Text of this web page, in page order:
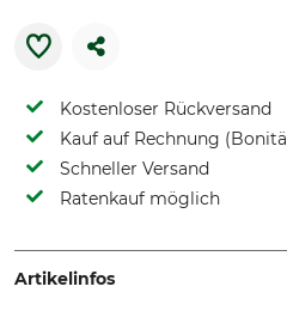
Kostenloser Rückversand
Kauf auf Rechnung
Schneller Versand
Ratenkauf möglich
Artikelinfos